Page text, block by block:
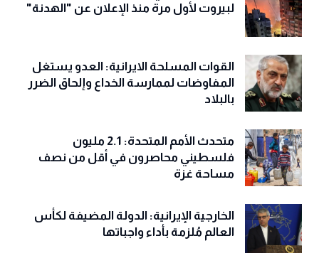
لبيروت لأول مرة منذ الإعلان عن "الهدنة"
القوات المسلحة الايرانية: العدو يستغل
المفاوضات لممارسة الخداع وإلحاق الضرر
بالبلاد
متحدث الأمم المتحدة: 2.1 مليون
فلسطيني محاصرون في أقل من نصف
مساحة غزة
الخارجية الإيرانية: الدولة المضيفة لكأس
العالم مُلزمة بأداء واجباتها